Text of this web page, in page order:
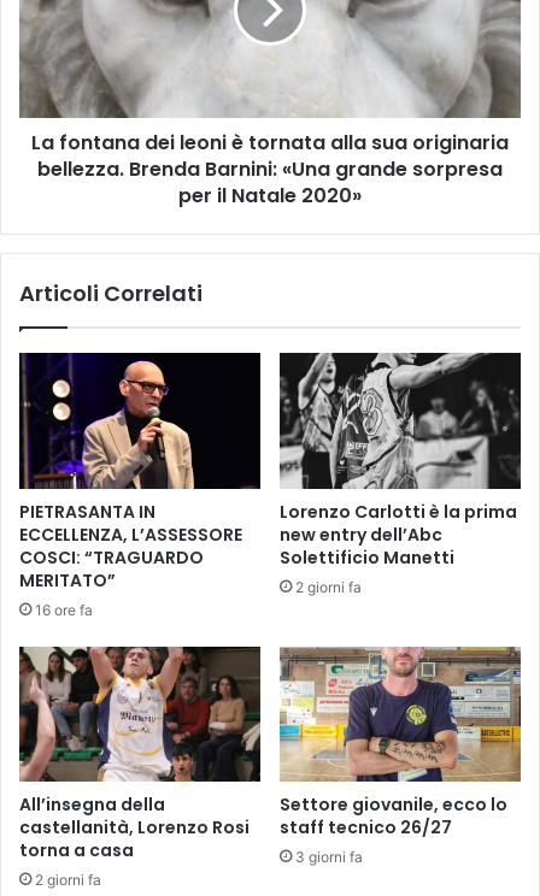
o
a
p
p
n
l
l
e
d
o
m
n
d
e
s
u
l
l
a
m
o
b
n
t
a
a
n
t
a
t
a
a
l
a
s
u
a
o
r
i
g
i
n
a
La fontana dei leoni è tornata alla sua originaria
bellezza. Brenda Barnini: «Una grande sorpresa
per il Natale 2020»
Articoli Correlati
PIETRASANTA IN
ECCELLENZA, L’ASSESSORE
COSCI: “TRAGUARDO
MERITATO”
16 ore fa
Lorenzo Carlotti è la prima
new entry dell’Abc
Solettificio Manetti
2 giorni fa
All’insegna della
castellanità, Lorenzo Rosi
torna a casa
2 giorni fa
Settore giovanile, ecco lo
staff tecnico 26/27
3 giorni fa